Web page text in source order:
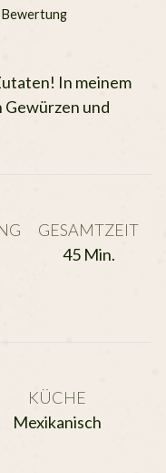
Bewertung
Gewürzen und
GESAMTZEIT
45Minuten
Min.
KÜCHE
Mexikanisch